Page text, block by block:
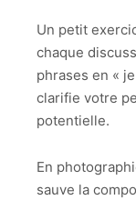
Un petit
chaque
phrases en «
clarifie votre
potentielle.
En
sauve la